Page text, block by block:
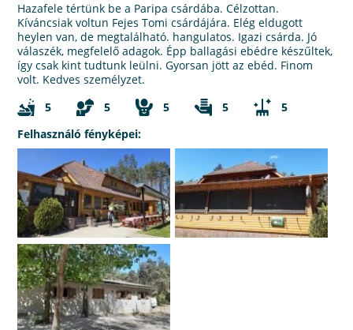
Hazafele tértünk be a Paripa csárdába. Célzottan.
Kíváncsiak voltun Fejes Tomi csárdájára. Elég eldugott
heylen van, de megtalálható. hangulatos. Igazi csárda. Jó
válaszék, megfelelő adagok. Épp ballagási ebédre készűltek,
így csak kint tudtunk leülni. Gyorsan jött az ebéd. Finom
volt. Kedves személyzet.
5
5 5 5
5
Felhasználó fényképei: